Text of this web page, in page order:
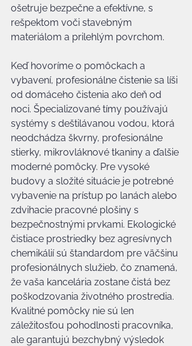
ošetruje bezpečne a efektívne, s
rešpektom voči stavebným
materiálom a prilehlým povrchom.
Keď hovoríme o pomôckach a
vybavení, profesionálne čistenie sa líši
od domáceho čistenia ako deň od
noci. Špecializované tímy používajú
systémy s deštilávanou vodou, ktorá
neodchádza škvrny, profesionálne
stierky, mikrovláknové tkaniny a ďalšie
moderné pomôcky. Pre vysoké
budovy a složité situácie je potrebné
vybavenie na prístup po lanách alebo
zdvihacie pracovné plošiny s
bezpečnostnými prvkami. Ekologické
čistiace prostriedky bez agresívnych
chemikálií sú štandardom pre väčšinu
profesionálnych služieb, čo znamená,
že vaša kancelária zostane čistá bez
poškodzovania životného prostredia.
Kvalitné pomôcky nie sú len
záležitosťou pohodlnosti pracovníka,
ale garantujú bezchybný výsledok